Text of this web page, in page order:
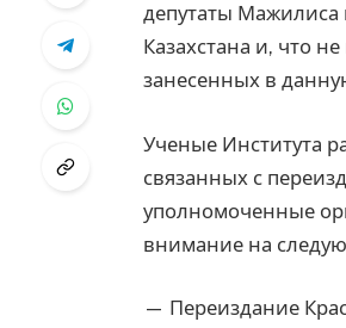
депутаты Мажилиса
Казахстана и, что
занесенных в
Ученые Института
связанных с
уполномоченные
внимание на
— Переиздание